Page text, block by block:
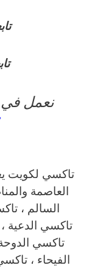
نعمل
تاكسي لكويت
السالم ،
تاكسي الدعية
تاكسي
الفيحاء ،